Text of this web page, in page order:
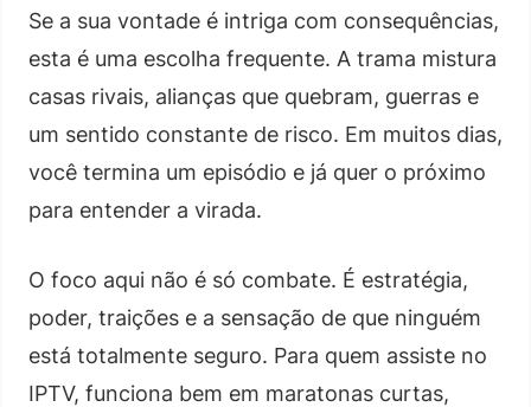
Se a sua vontade é intriga com consequências,
esta é uma escolha frequente. A trama mistura
casas rivais, alianças que quebram, guerras e
um sentido constante de risco. Em muitos dias,
você termina um episódio e já quer o próximo
para entender a virada.
O foco aqui não é só combate. É estratégia,
poder, traições e a sensação de que ninguém
está totalmente seguro. Para quem assiste no
IPTV, funciona bem em maratonas curtas,